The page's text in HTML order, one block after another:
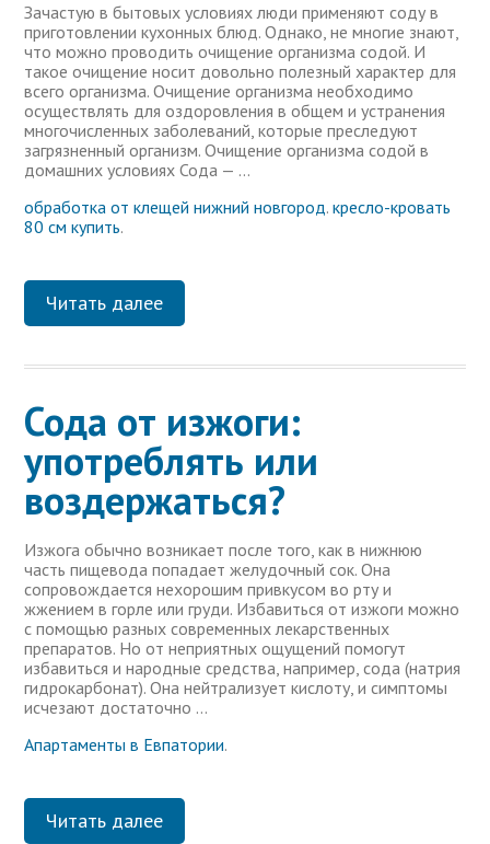
Зачастую в бытовых условиях люди применяют соду в
приготовлении кухонных блюд. Однако, не многие знают,
что можно проводить очищение организма содой. И
такое очищение носит довольно полезный характер для
всего организма. Очищение организма необходимо
осуществлять для оздоровления в общем и устранения
многочисленных заболеваний, которые преследуют
загрязненный организм. Очищение организма содой в
домашних условиях Сода — …
обработка от клещей нижний новгород.кресло-кровать
80 см купить.
Читать далее
Сода от изжоги:
употреблять или
воздержаться?
Изжога обычно возникает после того, как в нижнюю
часть пищевода попадает желудочный сок. Она
сопровождается нехорошим привкусом во рту и
жжением в горле или груди. Избавиться от изжоги можно
с помощью разных современных лекарственных
препаратов. Но от неприятных ощущений помогут
избавиться и народные средства, например, сода (натрия
гидрокарбонат). Она нейтрализует кислоту, и симптомы
исчезают достаточно …
Апартаменты в Евпатории.
Читать далее